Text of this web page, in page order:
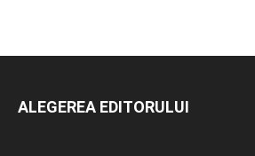
ALEGEREA EDITORULUI